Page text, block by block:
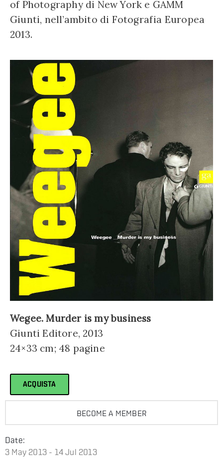
of Photography di New York e GAMM
Giunti, nell’ambito di Fotografia Europea
2013.
Wegee. Murder is my business
Giunti Editore, 2013
24×33 cm; 48 pagine
ACQUISTA
BECOME A MEMBER
Date:
3 May 2013 - 14 Jul 2013